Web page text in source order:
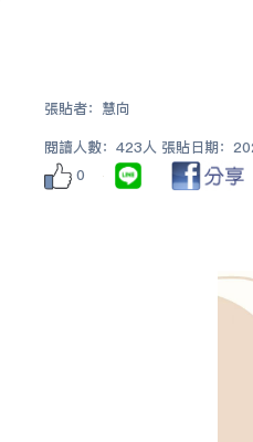
張貼者：慧向
閱讀人數：423人 張貼日期：
0